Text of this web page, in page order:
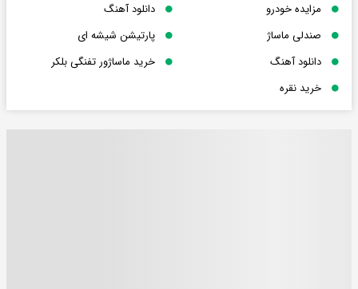
مزایده خودرو
دانلود آهنگ
صندلی ماساژ
پارتیشن شیشه ای
دانلود آهنگ
خرید ماساژور تفنگی بلکر
خرید نقره